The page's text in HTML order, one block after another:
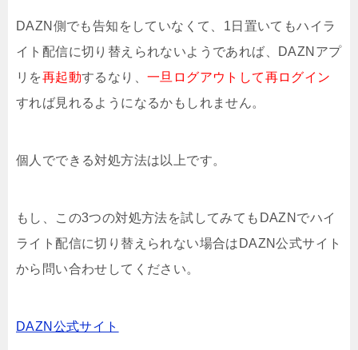
DAZN側でも告知をしていなくて、1日置いてもハイラ
イト配信に切り替えられないようであれば、DAZNアプ
リを再起動するなり、一旦ログアウトして再ログイン
すれば見れるようになるかもしれません。
個人でできる対処方法は以上です。
もし、この3つの対処方法を試してみてもDAZNでハイ
ライト配信に切り替えられない場合はDAZN公式サイト
から問い合わせしてください。
DAZN公式サイト